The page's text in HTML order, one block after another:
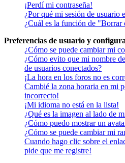
¡Perdí mi contraseña!
¿Por qué mi sesión de usuario
¿Cuál es la función de "Borrar
Preferencias de usuario y
¿Cómo se puede cambiar mi
¿Cómo evito que mi nombre
de usuarios conectados?
¡La hora en los foros no es
Cambié la zona horaria en mi
incorrecto!
¡Mi idioma no está en la lista!
¿Qué es la imagen al lado de
¿Cómo puedo mostrar un
¿Cómo se puede cambiar mi
Cuando hago clic sobre el
pide que me registre!